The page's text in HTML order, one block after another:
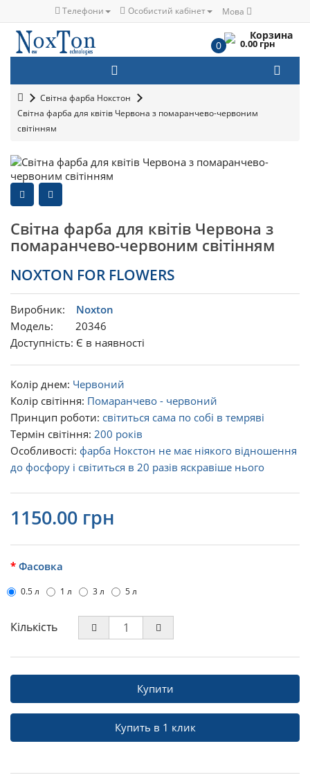
Телефони Особистий кабінет Мова
Корзина
0 0.00 грн
Світна фарба Нокстон
Світна фарба для квітів Червона з помаранчево-червоним
світінням
Світна фарба для квітів Червона з
помаранчево-червоним світінням
NOXTON FOR FLOWERS
Виробник: Noxton
Модель: 20346
Доступність: Є в наявності
Колір днем: Червоний
Колір світіння: Помаранчево - червоний
Принцип роботи: світиться сама по собі в темряві
Термін світіння: 200 років
Особливості: фарба Нокстон не має ніякого відношення
до фосфору і світиться в 20 разів яскравіше нього
1150.00 грн
Фасовка
0.5 л 1 л 3 л 5 л
Кількість
Купити
Купить в 1 клик